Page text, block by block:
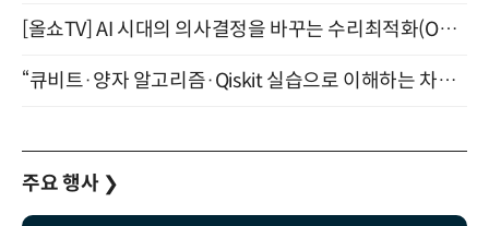
[올쇼TV] AI 시대의 의사결정을 바꾸는 수리최적화(Optimization) 소개 (8/20 생방송)
“큐비트·양자 알고리즘·Qiskit 실습으로 이해하는 차세대 컴퓨팅” (8/28)
주요 행사 ❯